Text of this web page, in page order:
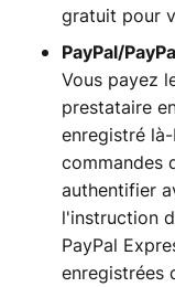
gratuit pour
PayPal/
Vous payez
prestataire
enregistré
commandes
authentifier
l'instruction
PayPal
enregistrées